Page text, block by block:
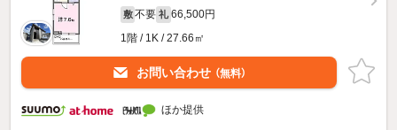
敷 不要 礼 66,500円
1階 / 1K / 27.66㎡
お問い合わせ （無料）
ほか提供